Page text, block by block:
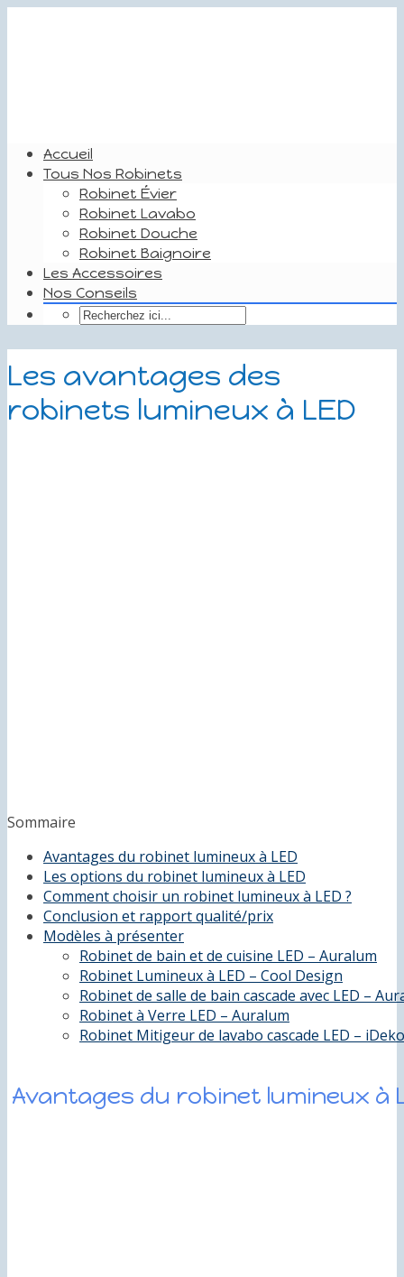
Accueil
Tous Nos Robinets
Robinet Évier
Robinet Lavabo
Robinet Douche
Robinet Baignoire
Les Accessoires
Nos Conseils
Les avantages des
robinets lumineux à LED
Sommaire
Avantages du robinet lumineux à LED
Les options du robinet lumineux à LED
Comment choisir un robinet lumineux à LED ?
Conclusion et rapport qualité/prix
Modèles à présenter
Robinet de bain et de cuisine LED – Auralum
Robinet Lumineux à LED – Cool Design
Robinet de salle de bain cascade avec LED –
Robinet à Verre LED – Auralum
Robinet Mitigeur de lavabo cascade LED – iDeko
Avantages du robinet lumineux à